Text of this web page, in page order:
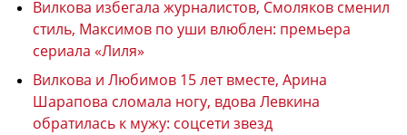
Вилкова избегала журналистов, Смоляков сменил
стиль, Максимов по уши влюблен: премьера
сериала «Лиля»
Вилкова и Любимов 15 лет вместе, Арина
Шарапова сломала ногу, вдова Левкина
обратилась к мужу: соцсети звезд